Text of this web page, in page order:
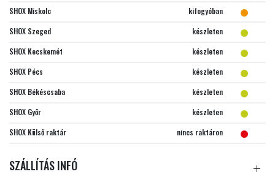
SHOX Miskolc
kifogyóban
SHOX Szeged
készleten
SHOX Kecskemét
készleten
SHOX Pécs
készleten
SHOX Békéscsaba
készleten
SHOX Győr
készleten
SHOX Külső raktár
nincs raktáron
SZÁLLÍTÁS INFÓ